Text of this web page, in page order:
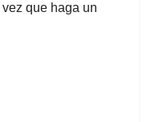
que haga un